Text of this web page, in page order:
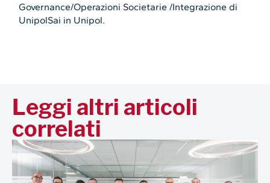
Governance/Operazioni Societarie /Integrazione di
UnipolSai in Unipol.
Leggi altri articoli
correlati